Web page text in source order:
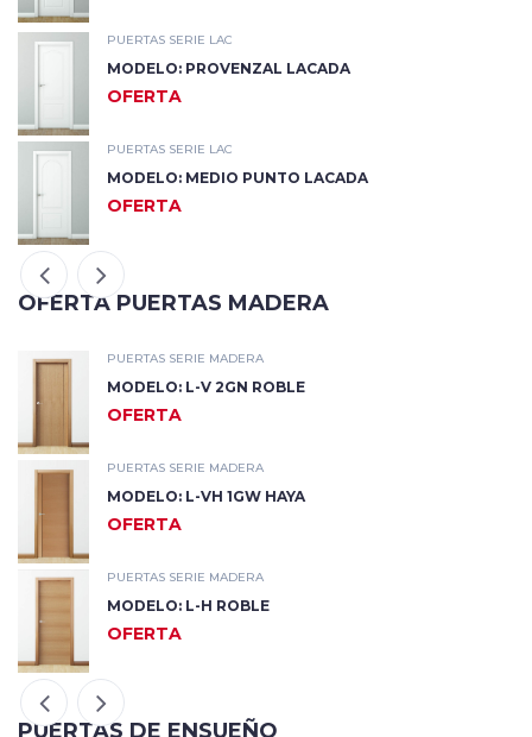
PUERTAS SERIE LAC
MODELO: PROVENZAL LACADA
OFERTA
PUERTAS SERIE LAC
MODELO: MEDIO PUNTO LACADA
OFERTA
OFERTA PUERTAS MADERA
PUERTAS SERIE MADERA
MODELO: L-V 2GN ROBLE
OFERTA
PUERTAS SERIE MADERA
MODELO: L-VH 1GW HAYA
OFERTA
PUERTAS SERIE MADERA
MODELO: L-H ROBLE
OFERTA
PUERTAS DE ENSUEÑO